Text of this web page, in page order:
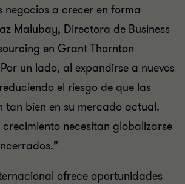
negocios a crecer en forma
Malubay, Directora de Business
en Grant Thornton
un lado, al expandirse a nuevos
el riesgo de que las
tan bien en su mercado actual.
crecimiento necesitan globalizarse
ofrece oportunidades